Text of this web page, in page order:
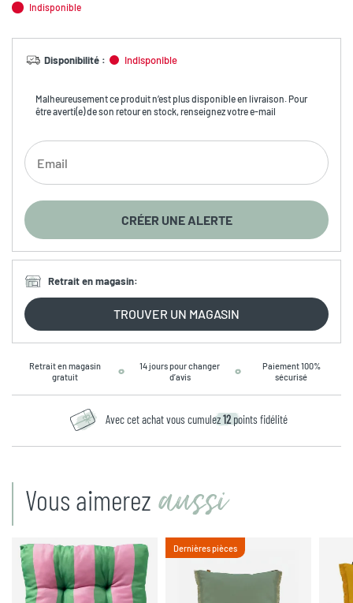
Indisponible
Disponibilité : Indisponible
Malheureusement ce produit n’est plus disponible en livraison. Pour
être averti(e) de son retour en stock, renseignez votre e-mail
CRÉER UNE ALERTE
Retrait en magasin:
TROUVER UN MAGASIN
Retrait en magasin
gratuit
14 jours pour changer
d’avis
Paiement 100%
sécurisé
Avec cet achat vous cumulez12 points fidélité
Vous aimerez aussi
Dernières pièces